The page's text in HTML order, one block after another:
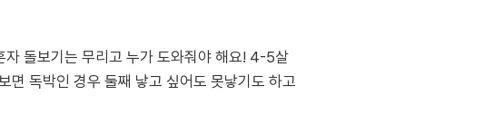
돌보기는 무리고 누가 도와줘야 해요! 4-5살
면 독박인 경우 둘째 낳고 싶어도 못낳기도 하고